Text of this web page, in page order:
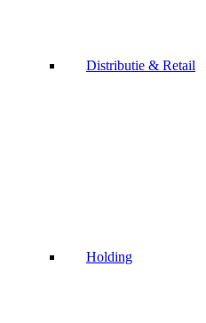
Distributie & Retail
Holding